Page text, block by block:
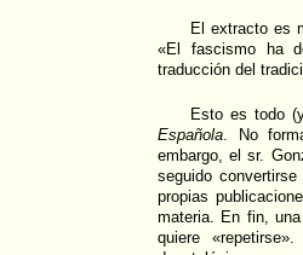
El extracto es
«El fascismo ha
traducción del
Esto es todo
Española. No
embargo, el sr.
seguido
propias
materia. En fin,
quiere